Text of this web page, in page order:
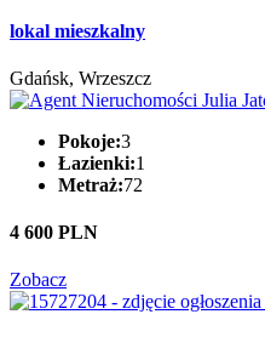
lokal mieszkalny
Gdańsk, Wrzeszcz
Pokoje:3
Łazienki:1
Metraż:72
4 600 PLN
Zobacz